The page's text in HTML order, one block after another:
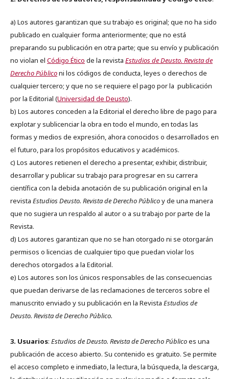
a) Los autores garantizan que su trabajo es original; que no ha sido
publicado en cualquier forma anteriormente; que no está
preparando su publicación en otra parte; que su envío y publicación
no violan el Código Ético de la revista Estudios de Deusto. Revista de
Derecho Públiconi los códigos de conducta, leyes o derechos de
cualquier tercero; y que no se requiere el pago por la publicación
por la Editorial (Universidad de Deusto).
b) Los autores conceden a la Editorial el derecho libre de pago para
explotar y sublicenciar la obra en todo el mundo, en todas las
formas y medios de expresión, ahora conocidos o desarrollados en
el futuro, para los propósitos educativos y académicos.
c) Los autores retienen el derecho a presentar, exhibir, distribuir,
desarrollar y publicar su trabajo para progresar en su carrera
científica con la debida anotación de su publicación original en la
revista Estudios Deusto. Revista de Derecho Públicoy de una manera
que no sugiera un respaldo al autor o a su trabajo por parte de la
Revista.
d) Los autores garantizan que no se han otorgado ni se otorgarán
permisos o licencias de cualquier tipo que puedan violar los
derechos otorgados a la Editorial.
e) Los autores son los únicos responsables de las consecuencias
que puedan derivarse de las reclamaciones de terceros sobre el
manuscrito enviado y su publicación en la Revista Estudios de
Deusto. Revista de Derecho Público.
3. Usuarios: Estudios de Deusto. Revista de Derecho Públicoes una
publicación de acceso abierto. Su contenido es gratuito. Se permite
el acceso completo e inmediato, la lectura, la búsqueda, la descarga,